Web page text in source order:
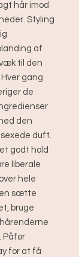
hår imod
Styling
af
til den
gang
de
den
duft.
godt hold
liberale
hele
sætte
bruge
Påfør
for at få